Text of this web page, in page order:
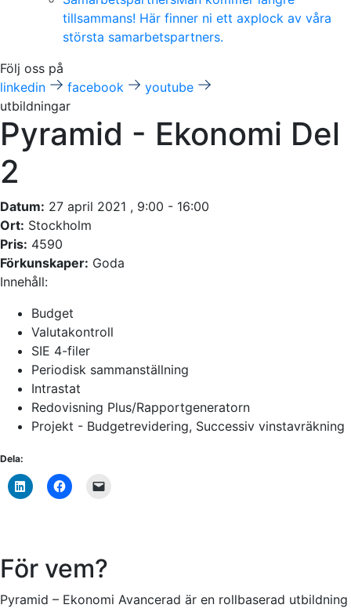
tillsammans! Här finner ni ett axplock av våra
största samarbetspartners.
Följ oss på
linkedin
facebook
youtube
utbildningar
Pyramid - Ekonomi Del
2
Datum: 27 april 2021 , 9:00 - 16:00
Ort: Stockholm
Pris: 4590
Förkunskaper: Goda
Innehåll:
Budget
Valutakontroll
SIE 4-filer
Periodisk sammanställning
Intrastat
Redovisning Plus/Rapportgeneratorn
Projekt - Budgetrevidering, Successiv vinstavräkning
Dela:
För vem?
Pyramid – Ekonomi Avancerad är en rollbaserad utbildning